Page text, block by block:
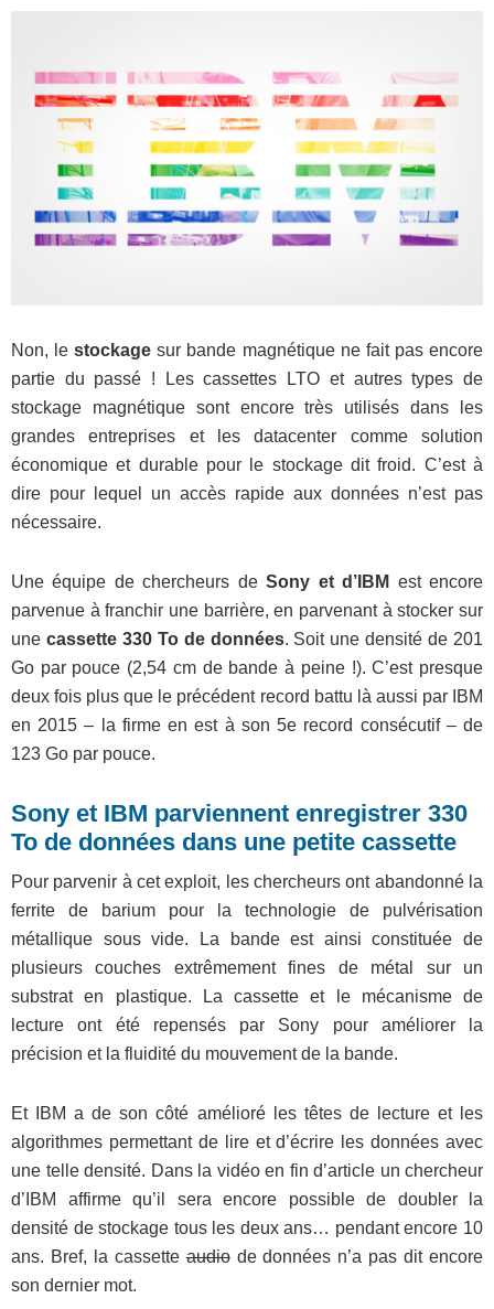
Non, lestockage sur bande magnétique ne fait pas encore
partie du passé ! Les cassettes LTO et autres types de
stockage magnétique sont encore très utilisés dans les
grandes entreprises et les datacenter comme solution
économique et durable pour le stockage dit froid. C’est à
dire pour lequel un accès rapide aux données n’est pas
nécessaire.
Une équipe de chercheurs deSony et d’IBM est encore
parvenue à franchir une barrière, en parvenant à stocker sur
une cassette 330 To de données. Soit une densité de 201
Go par pouce (2,54 cm de bande à peine !). C’est presque
deux fois plus que le précédent record battu là aussi par IBM
en 2015 – la firme en est à son 5e record consécutif – de
123 Go par pouce.
Sony et IBM parviennent enregistrer 330
To de données dans une petite cassette
Pour parvenir à cet exploit, les chercheurs ont abandonné la
ferrite de barium pour la technologie de pulvérisation
métallique sous vide. La bande est ainsi constituée de
plusieurs couches extrêmement fines de métal sur un
substrat en plastique. La cassette et le mécanisme de
lecture ont été repensés par Sony pour améliorer la
précision et la fluidité du mouvement de la bande.
Et IBM a de son côté amélioré les têtes de lecture et les
algorithmes permettant de lire et d’écrire les données avec
une telle densité. Dans la vidéo en fin d’article un chercheur
d’IBM affirme qu’il sera encore possible de doubler la
densité de stockage tous les deux ans… pendant encore 10
ans. Bref, la cassetteaudiode données n’a pas dit encore
son dernier mot.